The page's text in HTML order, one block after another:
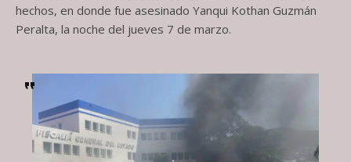
hechos, en donde fue asesinado Yanqui Kothan Guzmán
Peralta, la noche del jueves 7 de marzo.